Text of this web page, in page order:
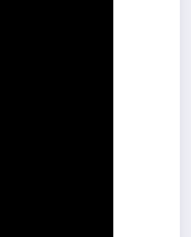
des